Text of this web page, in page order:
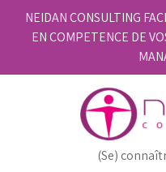
NEIDAN CONSULTING
EN COMPETENCE DE
(Se)